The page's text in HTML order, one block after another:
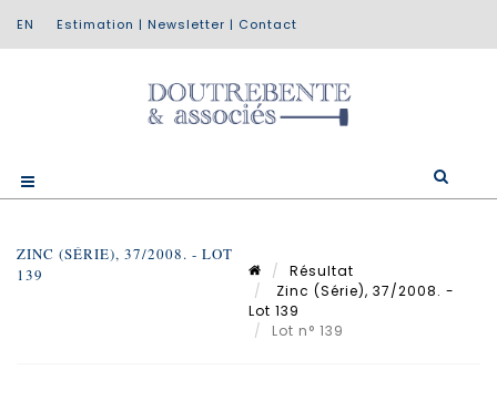
Estimation | Newsletter | Contact
ZINC (SÉRIE), 37/2008. - LOT
139
Résultat
Zinc (Série), 37/2008. -
Lot 139
Lot n° 139